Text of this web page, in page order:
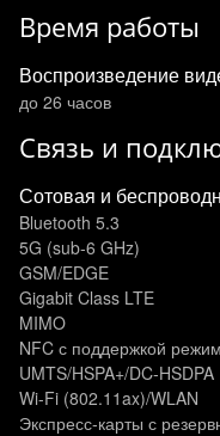
Время работы
Воспроизведение
до 26 часов
Связь и
Сотовая и
Bluetooth 5.3
5G (sub‑6 GHz)
GSM/EDGE
Gigabit Class LTE
MIMO
NFC с поддержкой
UMTS/HSPA+/DC‑HSDPA
Wi-Fi (802.11​ax)/WLAN
Экспресс‑карты с